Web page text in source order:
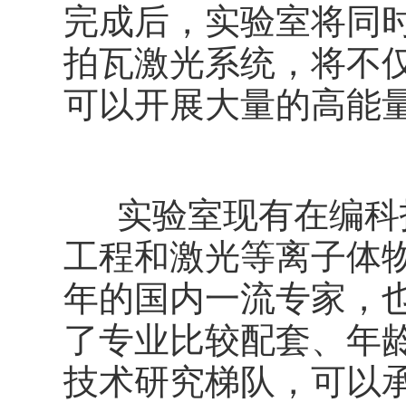
完成后，实验室将同
拍瓦激光系统，将不
可以开展大量的高能
实验室现有在编科
工程和激光等离子体
年的国内一流专家，
了专业比较配套、年
技术研究梯队，可以